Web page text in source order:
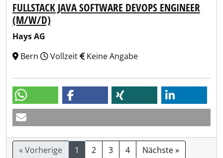
FULLSTACK JAVA SOFTWARE DEVOPS ENGINEER
(M/W/D)
Hays AG
Bern
Vollzeit Keine Angabe
« Vorherige 1 2 3 4 Nächste »